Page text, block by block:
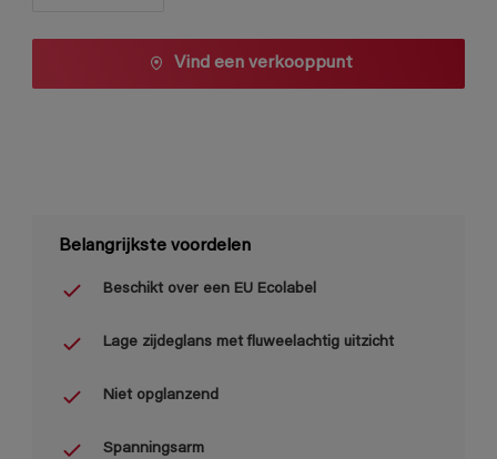
Vind een verkooppunt
Belangrijkste voordelen
Beschikt over een EU Ecolabel
Lage zijdeglans met fluweelachtig uitzicht
Niet opglanzend
Spanningsarm